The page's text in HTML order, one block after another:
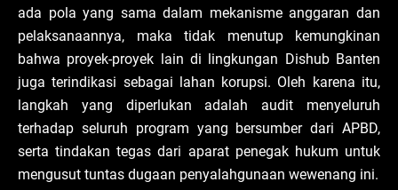
ada pola yang sama dalam mekanisme anggaran dan
pelaksanaannya, maka tidak menutup kemungkinan
bahwa proyek-proyek lain di lingkungan Dishub Banten
juga terindikasi sebagai lahan korupsi. Oleh karena itu,
langkah yang diperlukan adalah audit menyeluruh
terhadap seluruh program yang bersumber dari APBD,
serta tindakan tegas dari aparat penegak hukum untuk
mengusut tuntas dugaan penyalahgunaan wewenang ini.